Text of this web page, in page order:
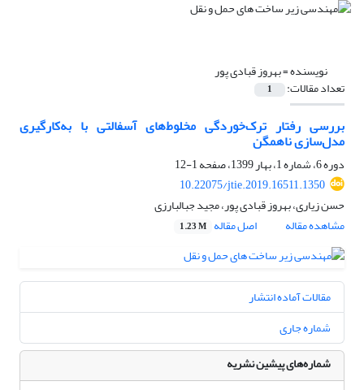
نویسنده =بهروز قبادی پور
تعداد مقالات: 1
بررسی رفتار ترک‌خوردگی مخلوط‌های آسفالتی با به‌کارگیری
مدل‌سازی ناهمگن
دوره 6، شماره 1، بهار 1399، صفحه
1-12
10.22075/jtie.2019.16511.1350
حسن زیاری، بهروز قبادی پور، مجید جبالبارزی
مشاهده مقاله
اصل مقاله 1.23 M
مقالات آماده انتشار
شماره جاری
شماره‌های پیشین نشریه